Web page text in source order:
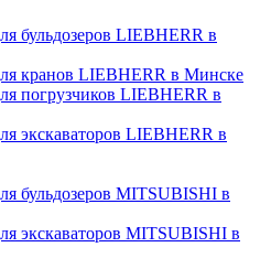
бульдозеров LIEBHERR в
кранов LIEBHERR в Минске
погрузчиков LIEBHERR в
экскаваторов LIEBHERR в
бульдозеров MITSUBISHI в
экскаваторов MITSUBISHI в